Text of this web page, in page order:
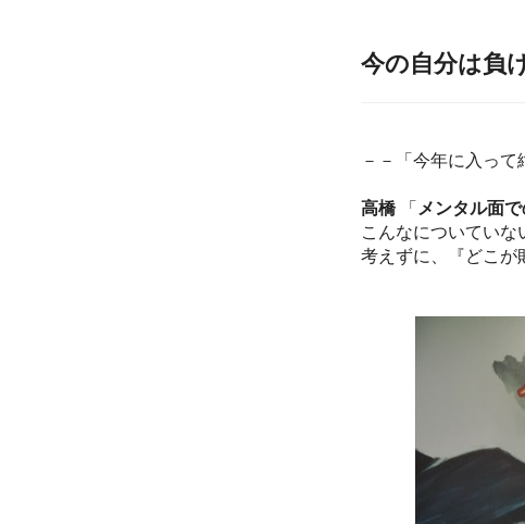
今の自分は負
－－「今年に入っ
高橋「 メンタル面
こんなについてい
考えずに、『どこが